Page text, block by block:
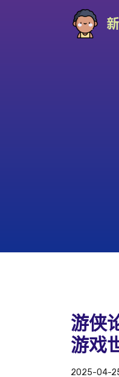
游侠
游戏
2025-04-